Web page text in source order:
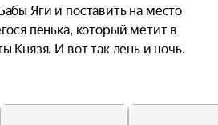
Яги и поставить на место
пенька, который метит в
Князя. И вот так день и ночь,
они на своих плечах
Главное, чтобы не